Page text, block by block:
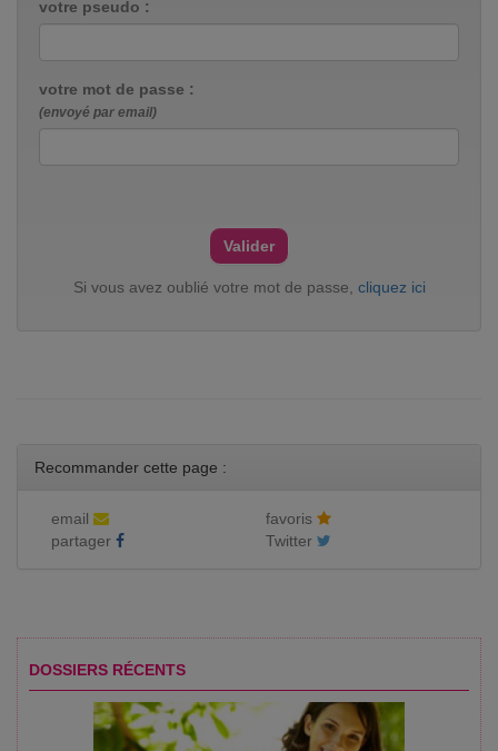
votre pseudo :
votre mot de passe :
(envoyé par email)
Si vous avez oublié votre mot de passe, cliquez ici
Recommander cette page :
email
favoris
partager
Twitter
DOSSIERS RÉCENTS